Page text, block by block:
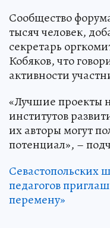
Сообщество
тысяч человек,
секретарь
Кобяков, что
активности
«Лучшие проекты
институтов
их авторы могут
потенциал», –
Севастопольских
педагогов
перемену»